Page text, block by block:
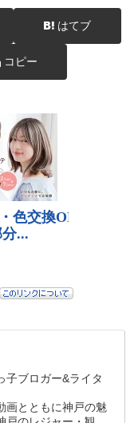
はてブ
コピー
子ブロガー&ライタ
画とともに神戸の魅